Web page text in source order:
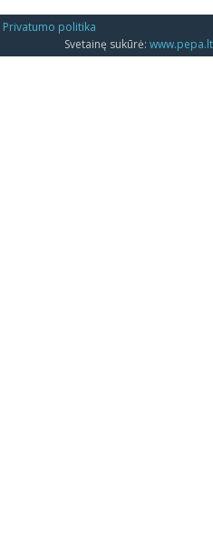
Privatumo politika
Svetainę sukūrė: www.pepa.lt